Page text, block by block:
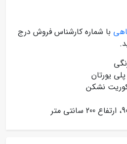
با شماره کارشناس فروش درج
یورتان
نشکن